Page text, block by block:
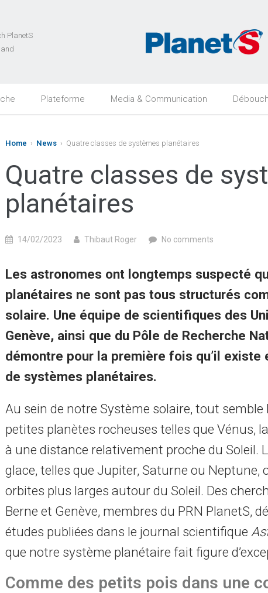
PlanetS
Plateforme Media & Communication
Home › News › Quatre classes de systèmes planétaires
Quatre classes de
planétaires
14/02/2023 Thibaut Roger No comments
Les astronomes ont longtemps suspecté
planétaires ne sont pas tous structurés
solaire. Une équipe de scientifiques des
Genève, ainsi que du Pôle de Recherche
démontre pour la première fois qu’il
de systèmes planétaires.
Au sein de notre Système solaire, tout semble
petites planètes rocheuses telles que Vénus,
à une distance relativement proche du Soleil.
glace, telles que Jupiter, Saturne ou Neptune,
orbites plus larges autour du Soleil. Des
Berne et Genève, membres du PRN PlanetS,
études publiées dans le journal scientifique
que notre système planétaire fait figure
Comme des petits pois dans une